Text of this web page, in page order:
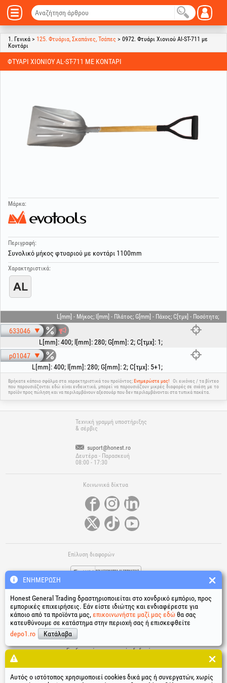
1. Γενικά > 125. Φτυάρια, Σκαπάνες, Τσάπες > 0972. Φτυάρι Χιονιού Al-ST-711 με
Κοντάρι
ΦΤΥΆΡΙ ΧΙΟΝΙΟΎ AL-ST-711 ΜΕ ΚΟΝΤΆΡΙ
Μάρκα:
Περιγραφή:
Συνολικό μήκος φτυαριού με κοντάρι 1100mm
Χαρακτηριστικά:
L[mm] - Μήκος; l[mm] - Πλάτος; G[mm] - Πάχος; C[τμχ] - Ποσότητα;
633046
L[mm]:400; l[mm]:280;G[mm]:2;C[τμχ]: 1;
p01047
L[mm]:400; l[mm]:280;G[mm]:2;C[τμχ]: 5+1;
Βρήκατε κάποιο σφάλμα στα χαρακτηριστικά του προϊόντος;Ενημερώστε μας!
Οι εικόνες / τα βίντεο
που παρουσιάζονται εδώ είναι ενδεικτικά, μπορεί να παρουσιάζουν μικρές διαφορές σε σχέση με το
προϊόν προς πώληση και να περιλαμβάνουν αξεσουάρ που δεν περιλαμβάνονται στα τυπικά πακέτα.
Τεχνική γραμμή υποστήριξης
& σέρβις
suport@honest.ro
Δευτέρα - Παρασκευή
08:00 - 17:30
Κοινωνικά δίκτυα
Επίλυση διαφορών
Χρήσιμοι σύνδεσμοι
Όροι και προϋποθέσεις
Επεξεργασία προσωπικών δεδομένων
Δεδομένα ταυτότητας της εταιρείας
Ηλεκτρονική επίλυση διαφορών
ΕΝΗΜΈΡΩΣΗ
Honest General Trading δραστηριοποιείται στο χονδρικό εμπόριο, προς
εμπορικές επιχειρήσεις. Εάν είστε ιδιώτης και ενδιαφέρεστε για
κάποιο από τα προϊόντα μας, επικοινωνήστε μαζί μας εδώ θα σας
κατευθύνουμε σε κατάστημα στην περιοχή σας ή επισκεφθείτε
depo1.ro
Κατάλαβα
Αυτός ο ιστότοπος χρησιμοποιεί cookies δικά μας ή συνεργατών, χωρίς